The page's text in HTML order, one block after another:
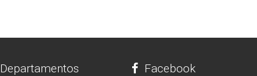
Departamentos Facebook